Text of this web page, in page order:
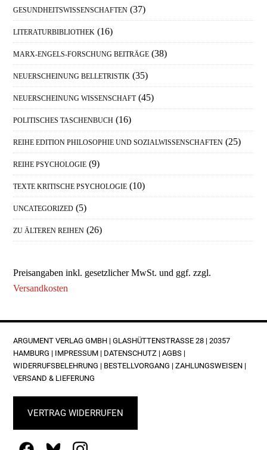
GESUNDHEITSWISSENSCHAFTEN (37)
LITERATURBIBLIOTHEK (16)
MARX-ENGELS-FORSCHUNG BEITRÄGE (38)
NEUERSCHEINUNG BELLETRISTIK (35)
NEUERSCHEINUNG WISSENSCHAFT (45)
POLITISCHES TASCHENBUCH (16)
REIHE EDITION PHILOSOPHIE UND SOZIALWISSENSCHAFTEN (25)
REIHE PSYCHOLOGIE (9)
TEXTE KRITISCHE PSYCHOLOGIE (10)
UNCATEGORIZED (5)
ZU ÄLTEREN REIHEN (26)
Preisangaben inkl. gesetzlicher MwSt. und ggf. zzgl.
Versandkosten
FOOTER
ARGUMENT VERLAG GMBH | GLASHÜTTENSTRASSE 28 | 20357 H
AMBURG | IMPRESSUM | DATENSCHUTZ |AGBS |
WIDERRUFSBELEHRUNG | BESTELLVORGANG |ZAHLUNGSWEISEN |
VERSAND & LIEFERUNG
VERTRAG WIDERRUFEN